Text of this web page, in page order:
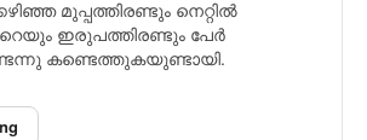
മുപ്പത്തിരണ്ടും നെറ്റില്‍
ഇരുപത്തിരണ്ടും പേര്‍
കണ്ടെത്തുകയുണ്ടായി.